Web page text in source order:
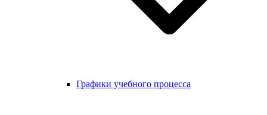
Графики учебного процесса